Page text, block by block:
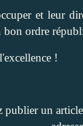
et leur
bon ordre
!
publier un